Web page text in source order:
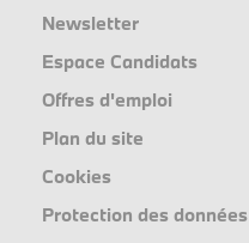
Newsletter
Espace Candidats
Offres d'emploi
Plan du site
Cookies
Protection des données